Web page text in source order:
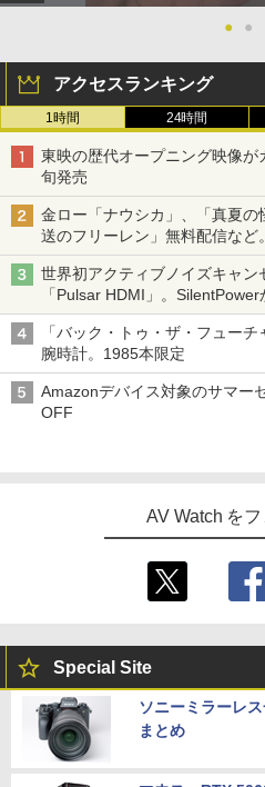
● ●
アクセスランキング
1時間 24時間
東映の歴代オープニング映像
旬発売
金ロー「ナウシカ」、「真夏
送のフリーレン」無料配信など
世界初アクティブノイズキャ
「Pulsar HDMI」。SilentPower
「バック・トゥ・ザ・フュー
腕時計。1985本限定
Amazonデバイス対象のサマー
OFF
AV Watch を
Special Site
ソニーミラーレ
まとめ